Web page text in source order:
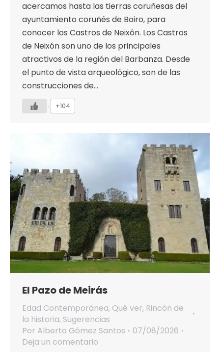
acercamos hasta las tierras coruñesas del
ayuntamiento coruñés de Boiro, para
conocer los Castros de Neixón. Los Castros
de Neixón son uno de los principales
atractivos de la región del Barbanza. Desde
el punto de vista arqueológico, son de las
construcciones de…
+104
El Pazo de Meirás
Edad Contemporánea, Qué ver, Rincón de
la historia, Sugerencias
Por Alberto Gómez Santos
07/08/2026
Deja un comentario